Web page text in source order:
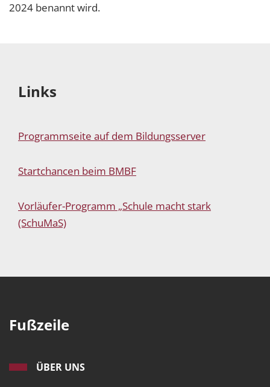
2024 benannt wird.
Links
Programmseite auf dem Bildungsserver
Startchancen beim BMBF
Vorläufer-Programm „Schule macht stark
(SchuMaS)
Fußzeile
ÜBER UNS